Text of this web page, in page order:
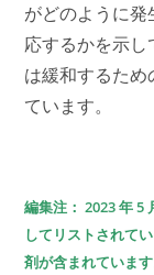
がどのように
応するかを示
は緩和するた
ています。
編集注： 2023 年 5
してリストされて
剤が含まれていま